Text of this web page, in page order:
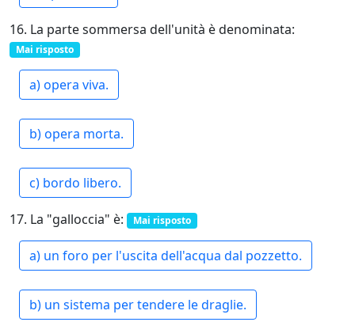
16. La parte sommersa dell'unità è denominata:
Mai risposto
a) opera viva.
b) opera morta.
c) bordo libero.
17. La "galloccia" è: Mai risposto
a) un foro per l'uscita dell'acqua dal pozzetto.
b) un sistema per tendere le draglie.